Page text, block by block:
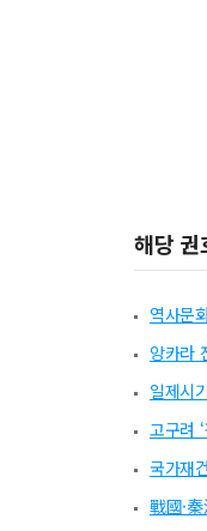
해당 권
역사문
앙카라
일제시
고구려
국가재
戰國·